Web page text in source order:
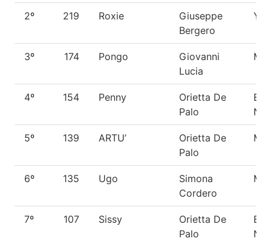
2º 219 Roxie
Giuseppe
Bergero
3º 174 Pongo
Giovanni
Lucia
4º 154 Penny
Orietta De
Palo
5º 139 ARTU’
Orietta De
Palo
6º 135 Ugo
Simona
Cordero
7º 107 Sissy
Orietta De
Palo